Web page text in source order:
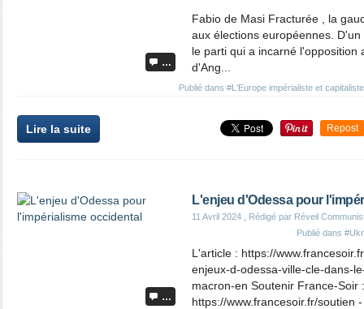
…
Publié dans #L'Europe impérialiste et capitaliste
Fabio de Masi Fracturée , la
aux élections européennes.
le parti qui a incarné l'opposition
d'Ang...
Lire la suite Repost
…
L'enjeu d'Odessa pour
11 Avril 2024 , Rédigé par Réveil
Publié dans
L'article : https://
enjeux-d-odessa-ville-cle-dans-
macron-en Soutenir France-Soir :
https://www.francesoir.fr/soutien